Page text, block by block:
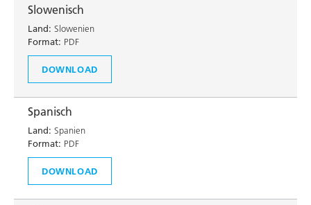
Slowenisch
Land: Slowenien
Format: PDF
DOWNLOAD
Spanisch
Land: Spanien
Format: PDF
DOWNLOAD